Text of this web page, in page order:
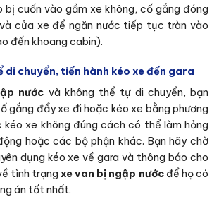
bị cuốn vào gầm xe không, cố gắng đóng
cửa xe để ngăn nước tiếp tục tràn vào
đến khoang cabin).
di chuyển, tiến hành kéo xe đến gara
nước và không thể tự di chuyển, bạn
gắng đẩy xe đi hoặc kéo xe bằng phương
kéo xe không đúng cách có thể làm hỏng
hoặc các bộ phận khác. Bạn hãy chờ
dụng kéo xe về gara và thông báo cho
tình trạng xe van bị ngập nướcđể họ có
án tốt nhất.